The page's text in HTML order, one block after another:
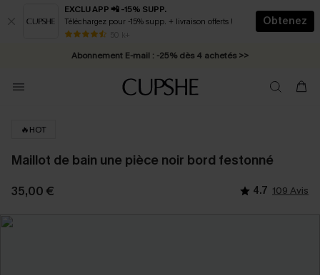
EXCLU APP 📲 -15% SUPP.
Téléchargez pour -15% supp. + livraison offerts !
50 k+
Obtenez
* Livraison éclair 2-3 jours ouvrés >>
Abonnement E-mail : -25% dès 4 achetés >>
🔥HOT
Maillot de bain une pièce noir bord festonné
35,00 € 4.7 109 Avis